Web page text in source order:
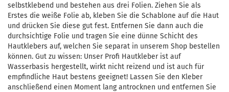
selbstklebend und bestehen aus drei Folien. Ziehen Sie als
Erstes die weiße Folie ab, kleben Sie die Schablone auf die Haut
und drücken Sie diese gut fest. Entfernen Sie dann auch die
durchsichtige Folie und tragen Sie eine dünne Schicht des
Hautklebers auf, welchen Sie separat in unserem Shop bestellen
können. Gut zu wissen: Unser Profi Hautkleber ist auf
Wasserbasis hergestellt, wirkt nicht reizend und ist auch für
empfindliche Haut bestens geeignet! Lassen Sie den Kleber
anschließend einen Moment lang antrocknen und entfernen Sie